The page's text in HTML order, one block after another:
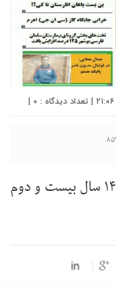
0
|
نصیر بوشهر شنبه ۲۸ فروردین ماه ۱۴۰۰ سال بیست و دوم